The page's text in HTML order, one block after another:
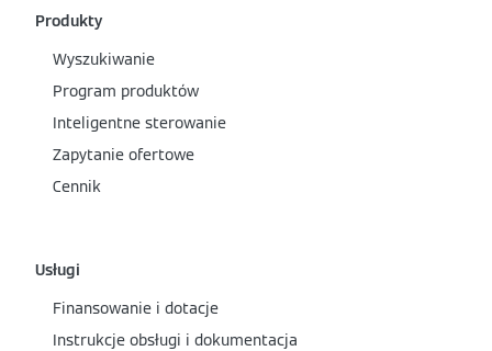
Produkty
Wyszukiwanie
Program produktów
Inteligentne sterowanie
Zapytanie ofertowe
Cennik
Usługi
Finansowanie i dotacje
Instrukcje obsługi i dokumentacja